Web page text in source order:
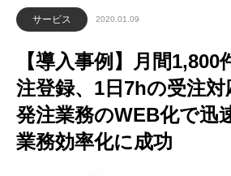
サービス 2020.01.09
【導入事例】月間1,800
注登録、1日7hの受注
発注業務のWEB化で迅
業務効率化に成功